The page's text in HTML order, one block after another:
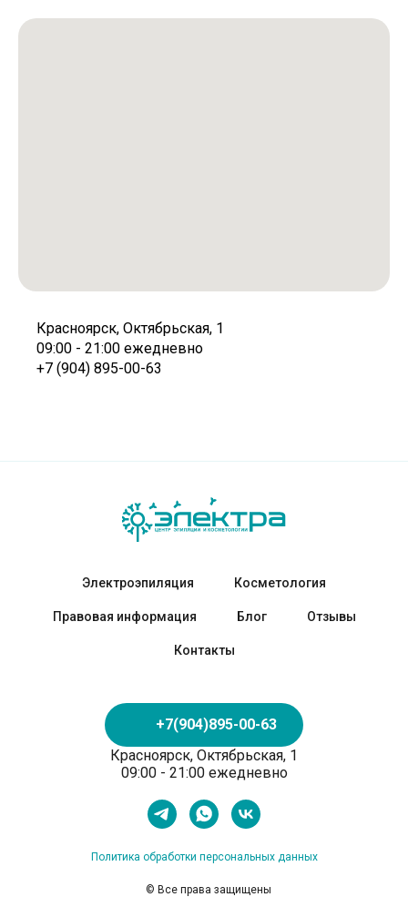
Красноярск, Октябрьская, 1
09:00 - 21:00 ежедневно
+7 (904) 895-00-63
Электроэпиляция Косметология
Правовая информация Блог Отзывы
Контакты
+7(904)895-00-63
Красноярск, Октябрьская, 1
09:00 - 21:00 ежедневно
Политика обработки персональных данных
© Все права защищены